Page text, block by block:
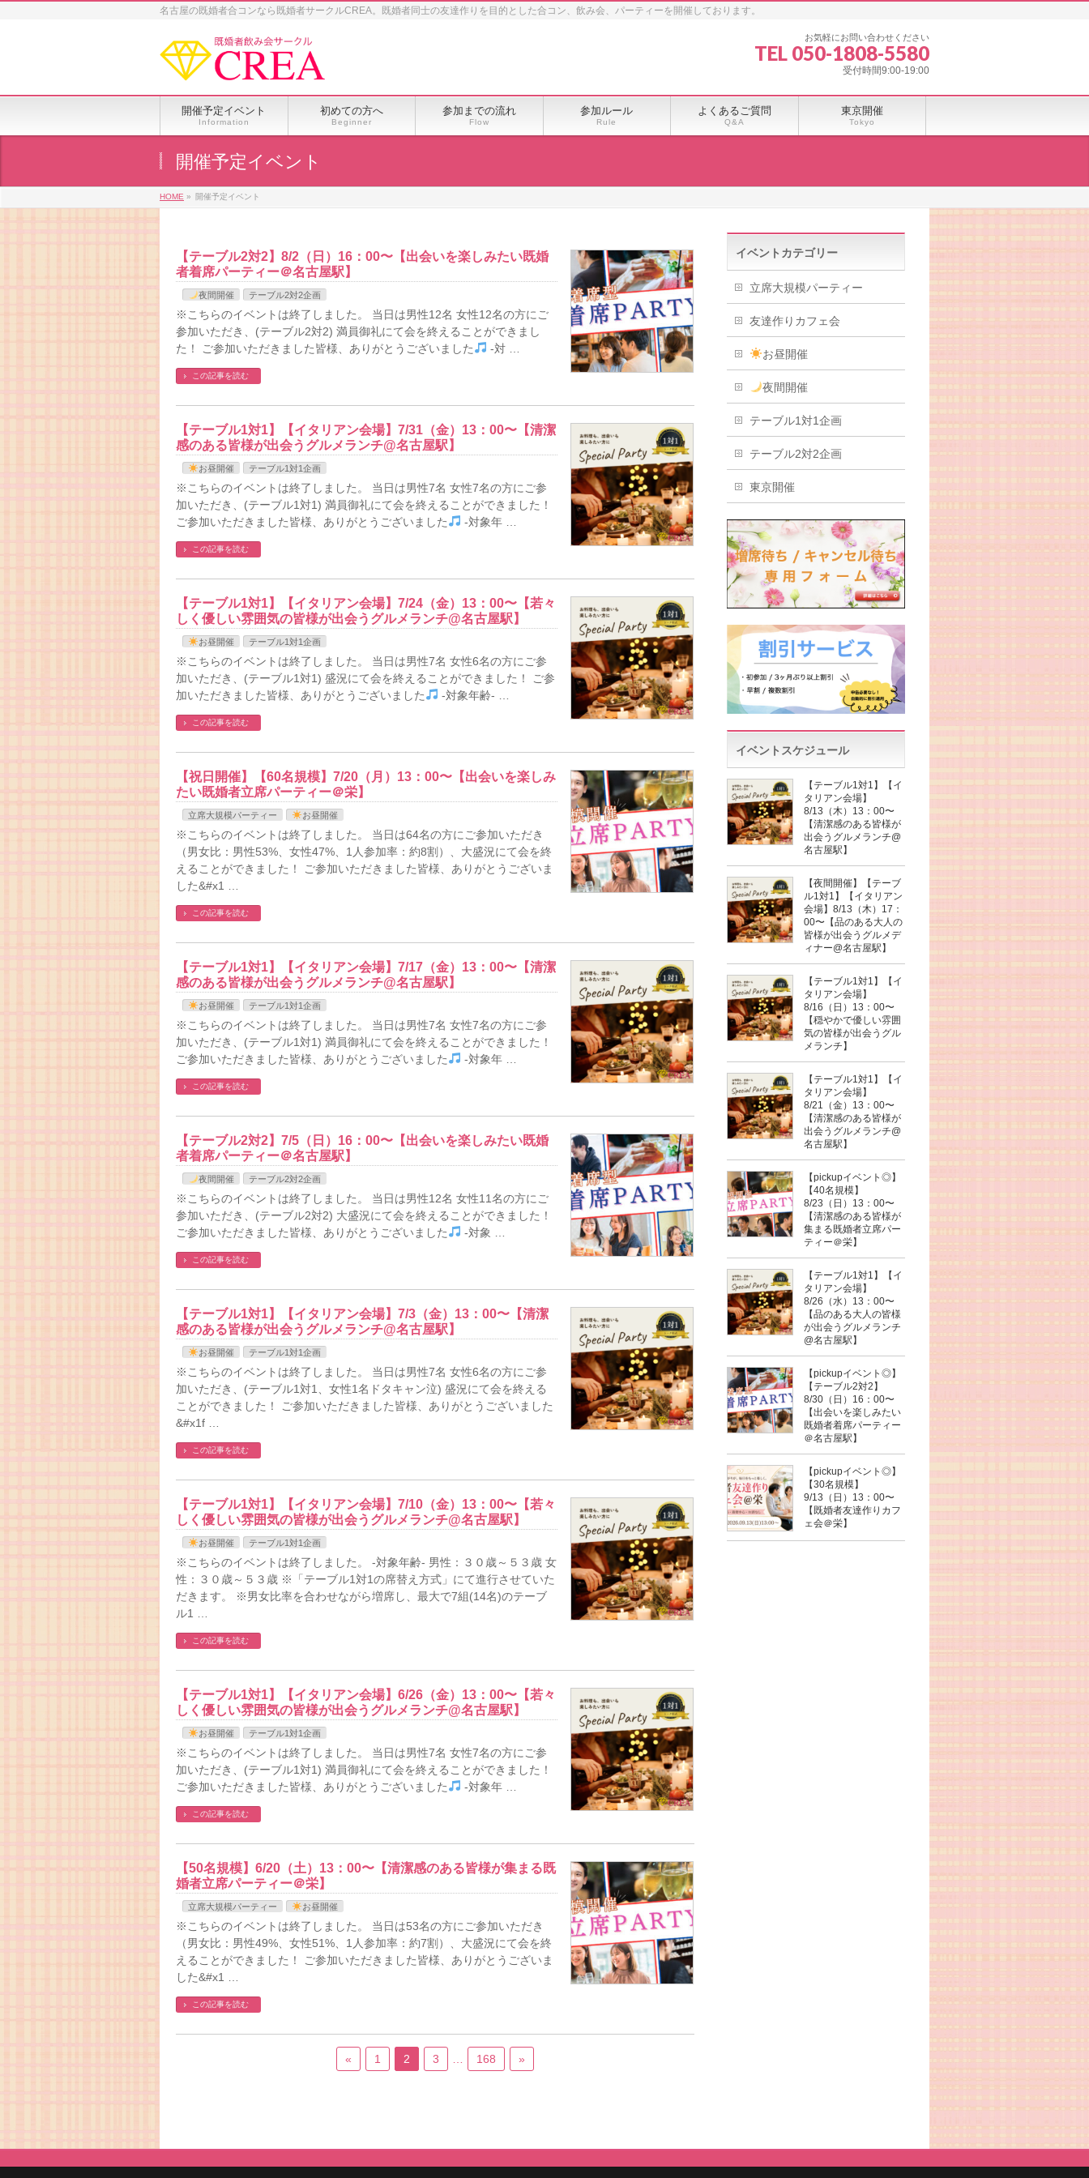
名古屋の既婚者合コンなら既婚者サークルCREA。既婚者同士の友達作りを目的とした合コン、飲み会、パーティーを開催しております。
お気軽にお問い合わせください
TEL 050-1808-5580
受付時間9:00-19:00
開催予定イベント
Information
初めての方へ
Beginner
参加までの流れ
Flow
参加ルール
Rule
よくあるご質問
Q&A
東京開催
Tokyo
開催予定イベント
HOME » 開催予定イベント
【テーブル2対2】8/2（日）16：00〜【出会いを楽しみたい既婚
者着席パーティー＠名古屋駅】
夜間開催 テーブル2対2企画
※こちらのイベントは終了しました。 当日は男性12名 女性12名の方にご
参加いただき、(テーブル2対2) 満員御礼にて会を終えることができまし
た！ ご参加いただきました皆様、ありがとうございました
-対 …
この記事を読む
【テーブル1対1】【イタリアン会場】7/31（金）13：00〜【清潔
感のある皆様が出会うグルメランチ@名古屋駅】
お昼開催 テーブル1対1企画
※こちらのイベントは終了しました。 当日は男性7名 女性7名の方にご参
加いただき、(テーブル1対1) 満員御礼にて会を終えることができました！
ご参加いただきました皆様、ありがとうございました
-対象年 …
この記事を読む
【テーブル1対1】【イタリアン会場】7/24（金）13：00〜【若々
しく優しい雰囲気の皆様が出会うグルメランチ@名古屋駅】
お昼開催 テーブル1対1企画
※こちらのイベントは終了しました。 当日は男性7名 女性6名の方にご参
加いただき、(テーブル1対1) 盛況にて会を終えることができました！ ご参
加いただきました皆様、ありがとうございました
-対象年齢- …
この記事を読む
【祝日開催】【60名規模】7/20（月）13：00〜【出会いを楽しみ
たい既婚者立席パーティー＠栄】
立席大規模パーティー お昼開催
※こちらのイベントは終了しました。 当日は64名の方にご参加いただき
（男女比：男性53%、女性47%、1人参加率：約8割）、大盛況にて会を終
えることができました！ ご参加いただきました皆様、ありがとうございま
した&#x1 …
この記事を読む
【テーブル1対1】【イタリアン会場】7/17（金）13：00〜【清潔
感のある皆様が出会うグルメランチ@名古屋駅】
お昼開催 テーブル1対1企画
※こちらのイベントは終了しました。 当日は男性7名 女性7名の方にご参
加いただき、(テーブル1対1) 満員御礼にて会を終えることができました！
ご参加いただきました皆様、ありがとうございました
-対象年 …
この記事を読む
【テーブル2対2】7/5（日）16：00〜【出会いを楽しみたい既婚
者着席パーティー＠名古屋駅】
夜間開催 テーブル2対2企画
※こちらのイベントは終了しました。 当日は男性12名 女性11名の方にご
参加いただき、(テーブル2対2) 大盛況にて会を終えることができました！
ご参加いただきました皆様、ありがとうございました
-対象 …
この記事を読む
【テーブル1対1】【イタリアン会場】7/3（金）13：00〜【清潔
感のある皆様が出会うグルメランチ@名古屋駅】
お昼開催 テーブル1対1企画
※こちらのイベントは終了しました。 当日は男性7名 女性6名の方にご参
加いただき、(テーブル1対1、女性1名ドタキャン泣) 盛況にて会を終える
ことができました！ ご参加いただきました皆様、ありがとうございました
&#x1f …
この記事を読む
【テーブル1対1】【イタリアン会場】7/10（金）13：00〜【若々
しく優しい雰囲気の皆様が出会うグルメランチ@名古屋駅】
お昼開催 テーブル1対1企画
※こちらのイベントは終了しました。 -対象年齢- 男性：３０歳～５３歳 女
性：３０歳～５３歳 ※「テーブル1対1の席替え方式」にて進行させていた
だきます。 ※男女比率を合わせながら増席し、最大で7組(14名)のテーブ
ル1 …
この記事を読む
【テーブル1対1】【イタリアン会場】6/26（金）13：00〜【若々
しく優しい雰囲気の皆様が出会うグルメランチ@名古屋駅】
お昼開催 テーブル1対1企画
※こちらのイベントは終了しました。 当日は男性7名 女性7名の方にご参
加いただき、(テーブル1対1) 満員御礼にて会を終えることができました！
ご参加いただきました皆様、ありがとうございました
-対象年 …
この記事を読む
【50名規模】6/20（土）13：00〜【清潔感のある皆様が集まる既
婚者立席パーティー＠栄】
立席大規模パーティー お昼開催
※こちらのイベントは終了しました。 当日は53名の方にご参加いただき
（男女比：男性49%、女性51%、1人参加率：約7割）、大盛況にて会を終
えることができました！ ご参加いただきました皆様、ありがとうございま
した&#x1 …
この記事を読む
« 1 2 3 168 »
イベントカテゴリー
立席大規模パーティー
友達作りカフェ会
お昼開催
夜間開催
テーブル1対1企画
テーブル2対2企画
東京開催
イベントスケジュール
【テーブル1対1】【イ
タリアン会場】
8/13（木）13：00〜
【清潔感のある皆様が
出会うグルメランチ@
名古屋駅】
【夜間開催】【テーブ
ル1対1】【イタリアン
会場】8/13（木）17：
00〜【品のある大人の
皆様が出会うグルメデ
ィナー@名古屋駅】
【テーブル1対1】【イ
タリアン会場】
8/16（日）13：00〜
【穏やかで優しい雰囲
気の皆様が出会うグル
メランチ】
【テーブル1対1】【イ
タリアン会場】
8/21（金）13：00〜
【清潔感のある皆様が
出会うグルメランチ@
名古屋駅】
【pickupイベント◎】
【40名規模】
8/23（日）13：00〜
【清潔感のある皆様が
集まる既婚者立席パー
ティー＠栄】
【テーブル1対1】【イ
タリアン会場】
8/26（水）13：00〜
【品のある大人の皆様
が出会うグルメランチ
@名古屋駅】
【pickupイベント◎】
【テーブル2対2】
8/30（日）16：00〜
【出会いを楽しみたい
既婚者着席パーティー
＠名古屋駅】
【pickupイベント◎】
【30名規模】
9/13（日）13：00〜
【既婚者友達作りカフ
ェ会＠栄】